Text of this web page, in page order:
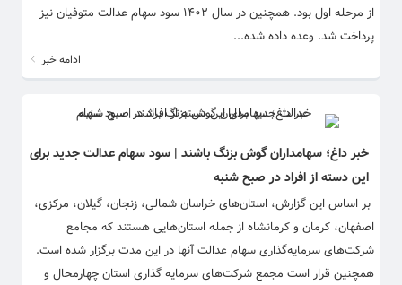
از مرحله اول بود. همچنین در سال ۱۴۰۲ سود سهام عدالت متوفیان نیز
پرداخت شد. وعده داده شده...
ادامه خبر
خبر داغ؛ سهامداران گوش بزنگ باشند | سود سهام عدالت جدید برای
این دسته از افراد در صبح شنبه
بر اساس این گزارش، استان‌های خراسان شمالی، زنجان، گیلان، مرکزی،
اصفهان، کرمان و کرمانشاه از جمله استان‌هایی هستند که مجامع
شرکت‌های سرمایه‌گذاری سهام عدالت آنها در این مدت برگزار شده است.
همچنین قرار است مجمع شرکت‌های سرمایه گذاری استان چهارمحال و